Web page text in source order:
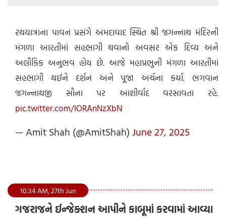
રથયાત્રાના પાવન પ્રસંગે અમદાવાદ સ્થિત શ્રી જગન્નાથ મંદિરની
મંગળા આરતીમાં સહભાગી થવાનો અવસર એક દિવ્ય અને
અલૌકિક અનુભવ હોય છે. આજે મહાપ્રભુની મંગળા આરતીમાં
સહભાગી થઈને દર્શન અને પૂજા અર્ચના કર્યા. ભગવાન
જગન્નાથજી સૌના પર આશીર્વાદ વરસાવતા રહે.
pic.twitter.com/IORAnNzXbN
— Amit Shah (@AmitShah) June 27, 2025
10:34 AM, 27th Jun
ગજરાજને ઈન્જેક્શન આપીને કાબૂમાં કરવામાં આવ્યા